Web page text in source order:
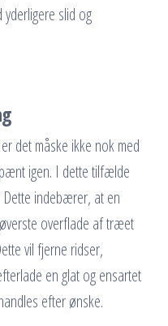
slid og
det måske ikke nok med
igen. I dette tilfælde
Dette indebærer, at en
overflade af træet
vil fjerne ridser,
en glat og ensartet
efter ønske.